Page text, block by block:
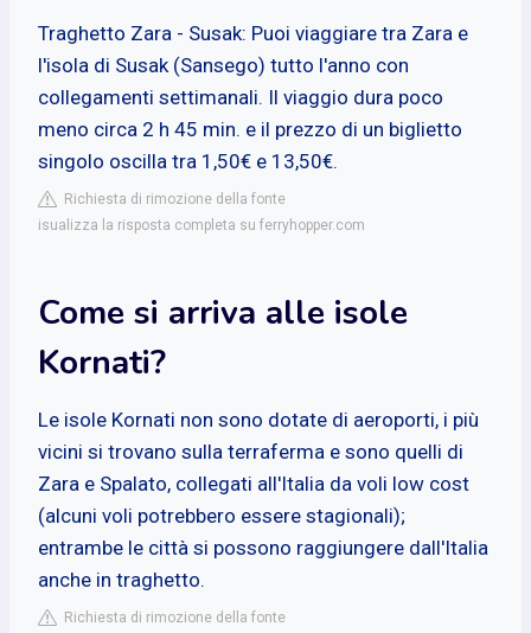
Traghetto Zara - Susak: Puoi viaggiare tra Zara e
l'isola di Susak (Sansego) tutto l'anno con
collegamenti settimanali. Il viaggio dura poco
meno circa 2 h 45 min. e il prezzo di un biglietto
singolo oscilla tra 1,50€ e 13,50€.
Richiesta di rimozione della fonte
isualizza la risposta completa su ferryhopper.com
Come si arriva alle isole
Kornati?
Le isole Kornati non sono dotate di aeroporti, i più
vicini si trovano sulla terraferma e sono quelli di
Zara e Spalato, collegati all'Italia da voli low cost
(alcuni voli potrebbero essere stagionali);
entrambe le città si possono raggiungere dall'Italia
anche in traghetto.
Richiesta di rimozione della fonte